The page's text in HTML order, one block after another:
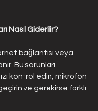
Nasıl Giderilir?
bağlantısı veya
Bu sorunları
kontrol edin, mikrofon
ve gerekirse farklı